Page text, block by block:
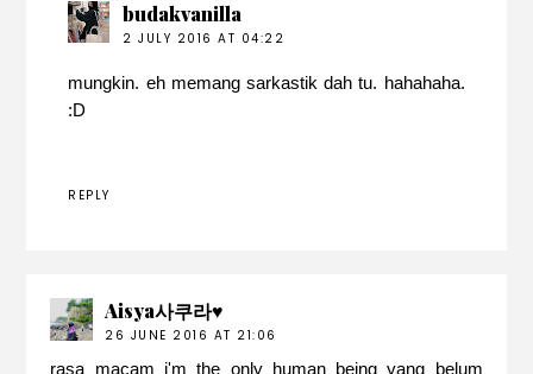
budakvanilla
2 JULY 2016 AT 04:22
mungkin. eh memang sarkastik dah tu. hahahaha.
:D
REPLY
Aisya사쿠라♥
26 JUNE 2016 AT 21:06
rasa macam i'm the only human being yang belum